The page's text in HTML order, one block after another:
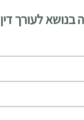
לעורך דין